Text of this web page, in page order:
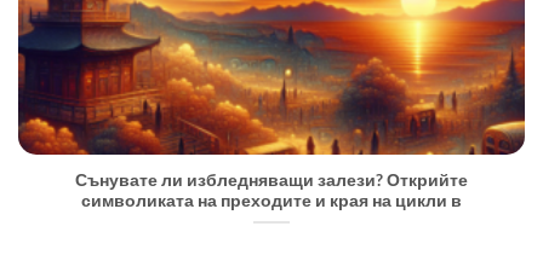
Сънувате ли избледняващи залези? Открийте
символиката на преходите и края на цикли в